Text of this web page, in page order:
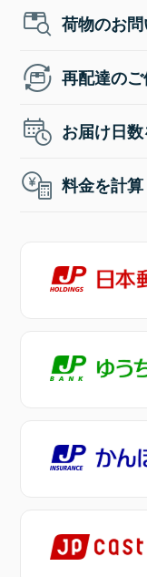
荷物のお
再配達の
お届け日
料金を計